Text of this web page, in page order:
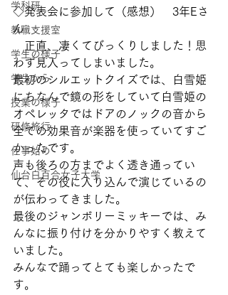
学科研
教職支援室
学生の様子
学生から
授業の様子
研修旅行
仕事始め
仙台白百合女子大学
◇発表会に参加して（感想）　3年Eさ
ん
正直、凄くてびっくりしました！思
わず見入ってしまいました。
最初のシルエットクイズでは、白雪姫
にちなんで鏡の形をしていて白雪姫の
オペレッタではドアのノックの音から
全ての効果音が楽器を使っていてすご
かったです。
声も後ろの方までよく透き通ってい
て、その役に入り込んで演じているの
が伝わってきました。
最後のジャンボリーミッキーでは、み
んなに振り付けを分かりやすく教えて
いました。
みんなで踊ってとても楽しかったで
す。